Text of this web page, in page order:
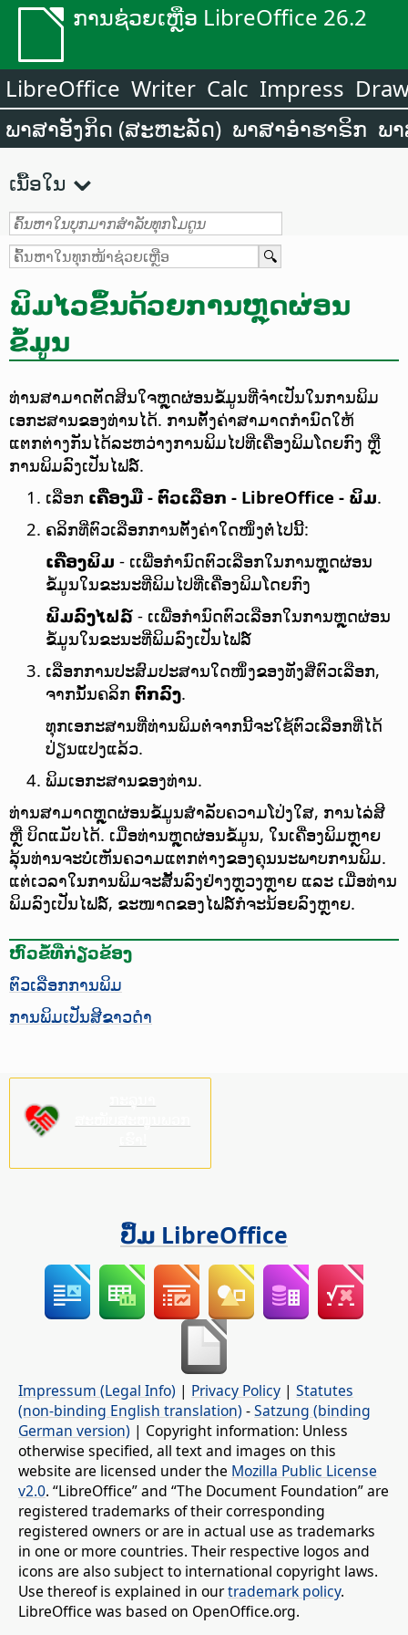
ການຊ່ວຍເຫຼືອ LibreOffice 26.2
LibreOffice Writer Calc Impress
ພາສາອັງກິດ (ສະຫະລັດ) ພາສາອຳຮາຣິກ ພ
ເນື້ອໃນ
ພິມໄວຂຶ້ນດ້ວຍການຫຼຸດຜ່ອນ
ຂໍ້ມູນ
ທ່ານສາມາດຕັດສິນໃຈຫຼຸດຜ່ອນຂໍ້ມູນທີ່ຈຳເປັນໃນການພິມ
ເອກະສານຂອງທ່ານໄດ້. ການຕັ້ງຄ່າສາມາດກຳນົດໃຫ້
ແຕກຕ່າງກັນໄດ້ລະຫວ່າງການພິມໄປທີ່ເຄື່ອງພິມໂດຍກົງ ຫຼື
ການພິມລົງເປັນໄຟລ໌.
ເລືອກ ເຄື່ອງມື - ຕົວເລືອກ - LibreOffice - ພິມ.
ຄລິກທີ່ຕົວເລືອກການຕັ້ງຄ່າໃດໜຶ່ງຕໍ່ໄປນີ້:
ເຄື່ອງພິມ - ເເພື່ອກຳນົດຕົວເລືອກໃນການຫຼຸດຜ່ອນ
ຂໍ້ມູນໃນຂະນະທີ່ພິມໄປທີ່ເຄື່ອງພິມໂດຍກົງ
ພິມລົງໄຟລ໌ - ເເພື່ອກຳນົດຕົວເລືອກໃນການຫຼຸດຜ່ອນ
ຂໍ້ມູນໃນຂະນະທີ່ພິມລົງເປັນໄຟລ໌
ເລືອກການປະສົມປະສານໃດໜຶ່ງຂອງທັງສີ່ຕົວເລືອກ,
ຈາກນັ້ນຄລິກ ຕົກລົງ.
ທຸກເອກະສານທີ່ທ່ານພິມຕໍ່ຈາກນີ້ຈະໃຊ້ຕົວເລືອກທີ່ໄດ້
ປ່ຽນແປງແລ້ວ.
ພິມເອກະສານຂອງທ່ານ.
ທ່ານສາມາດຫຼຸດຜ່ອນຂໍ້ມູນສຳລັບຄວາມໂປ່ງໃສ, ການໄລ່ສີ
ຫຼື ບິດແມັບໄດ້. ເມື່ອທ່ານຫຼຸດຜ່ອນຂໍ້ມູນ, ໃນເຄື່ອງພິມຫຼາຍ
ລຸ້ນທ່ານຈະບໍ່ເຫັນຄວາມແຕກຕ່າງຂອງຄຸນນະພາບການພິມ.
ແຕ່ເວລາໃນການພິມຈະສັ້ນລົງຢ່າງຫຼວງຫຼາຍ ແລະ ເມື່ອທ່ານ
ພິມລົງເປັນໄຟລ໌, ຂະໜາດຂອງໄຟລ໌ກໍຈະນ້ອຍລົງຫຼາຍ.
ຫົວຂໍ້ທີ່ກ່ຽວຂ້ອງ
ຕົວເລືອກການພິມ
ການພິມເປັນສີຂາວດຳ
ປຶ້ມ LibreOffice
Impressum (Legal Info) | Privacy Policy | Statutes
(non-binding English translation) -Satzung (binding
German version) | Copyright information: Unless
otherwise specified, all text and images on this
website are licensed under the Mozilla Public License
v2.0. “LibreOffice” and “The Document Foundation” are
registered trademarks of their corresponding
registered owners or are in actual use as trademarks
in one or more countries. Their respective logos and
icons are also subject to international copyright laws.
Use thereof is explained in ourtrademark policy.
LibreOffice was based on OpenOffice.org.